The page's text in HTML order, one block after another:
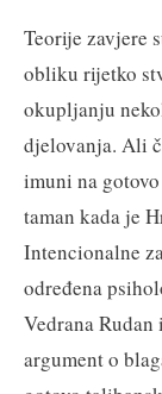
Teorije zavjere
obliku rijetko
okupljanju
djelovanja. Ali
imuni na
taman kada je
Intencionalne
određena
Vedrana
argument o